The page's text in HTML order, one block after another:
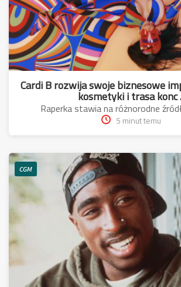
Cardi B rozwija swoje biznesowe
kosmetyki i trasa konc
Raperka stawia na różnorodne
5 minut temu
CGM